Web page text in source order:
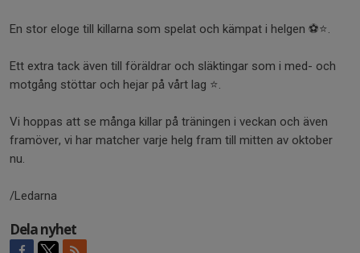
En stor eloge till killarna som spelat och kämpat i helgen ⚽️⭐️.
Ett extra tack även till föräldrar och släktingar som i med- och
motgång stöttar och hejar på vårt lag ⭐️.
Vi hoppas att se många killar på träningen i veckan och även
framöver, vi har matcher varje helg fram till mitten av oktober
nu.
/Ledarna
Dela nyhet